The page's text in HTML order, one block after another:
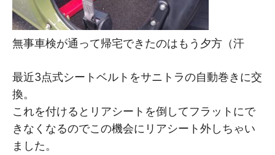
無事車検が通って帰宅できたのはもう夕方（汗
最近3点式シートベルトをサニトラの自動巻きに交
換。
これを付けるとリアシートを倒してフラットにで
きなくなるのでこの機会にリアシート外しちゃい
ました。